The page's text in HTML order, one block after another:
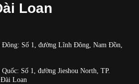
Loan
Số 1, đường Lĩnh Đông, Nam Đồn,
Số 1, đường Jieshou North, TP.
Đài Loan